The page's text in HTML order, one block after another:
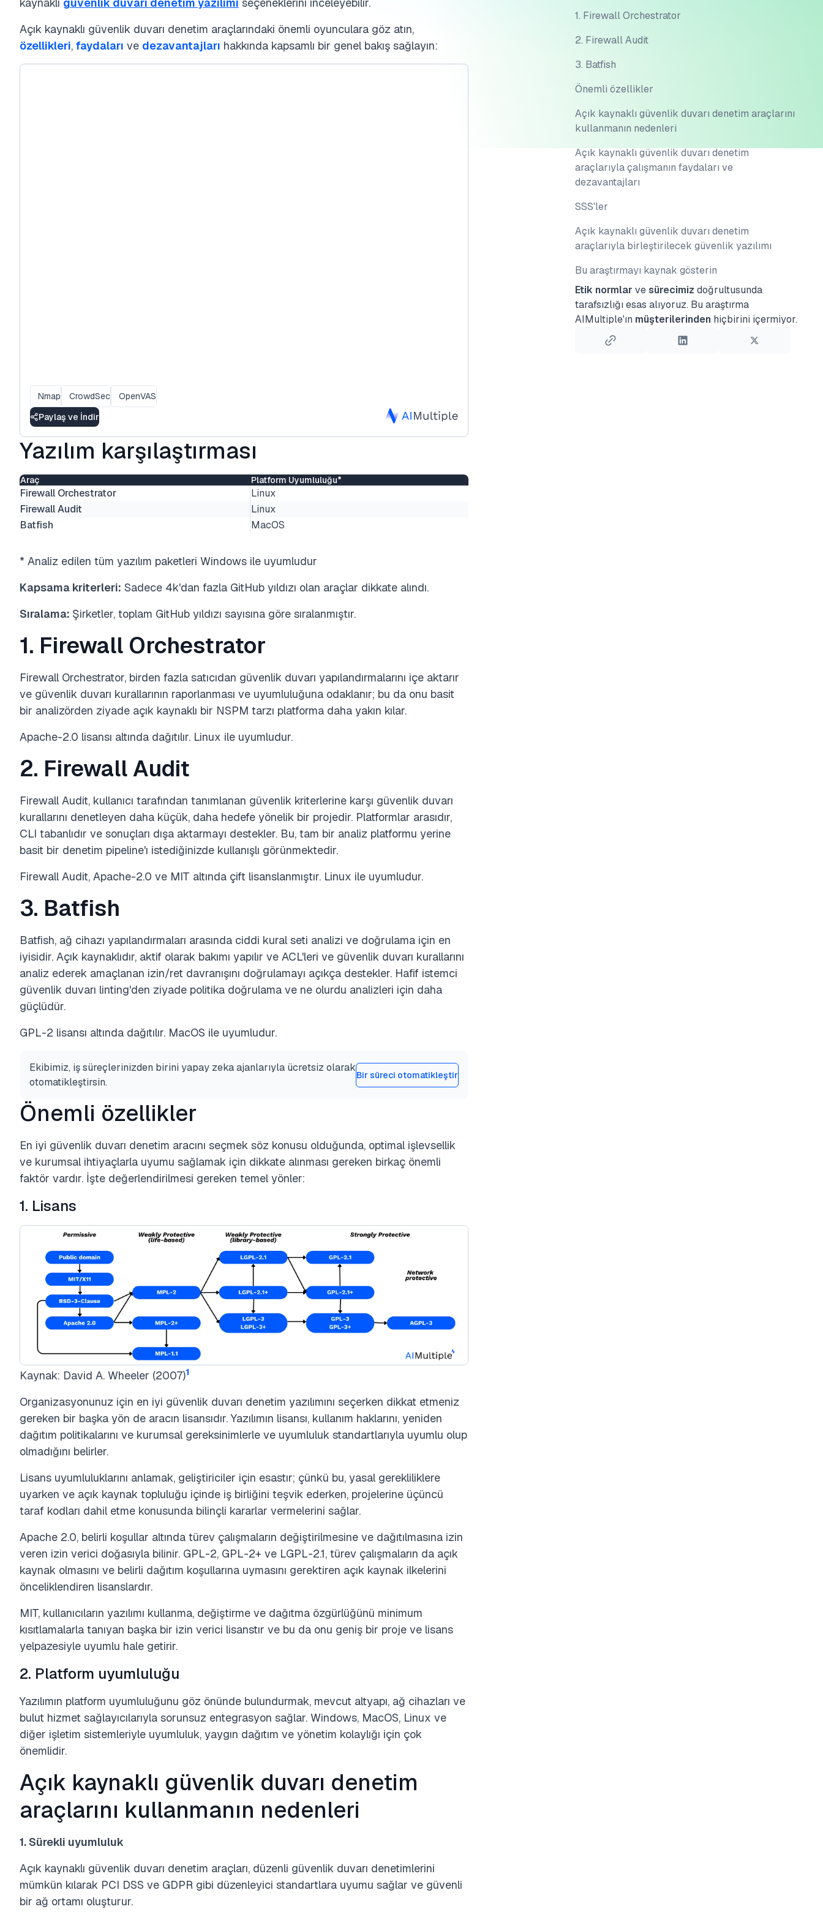
Açık kaynaklı güvenlik duvarı denetim araçlarındaki önemli oyunculara göz atın,
özellikleri, faydaları ve dezavantajları hakkında kapsamlı bir genel bakış sağlayın:
Nmap CrowdSec
OpenVAS
Paylaş ve İndir
Yazılım karşılaştırması
Araç Platform Uyumluluğu*
Firewall Orchestrator
Linux
Firewall Audit
Linux
Batfish
MacOS
* Analiz edilen tüm yazılım paketleri Windows ile uyumludur
Kapsama kriterleri: Sadece 4k'dan fazla GitHub yıldızı olan araçlar dikkate alındı.
Sıralama: Şirketler, toplam GitHub yıldızı sayısına göre sıralanmıştır.
1. Firewall Orchestrator
Firewall Orchestrator, birden fazla satıcıdan güvenlik duvarı yapılandırmalarını içe aktarır
ve güvenlik duvarı kurallarının raporlanması ve uyumluluğuna odaklanır; bu da onu basit
bir analizörden ziyade açık kaynaklı bir NSPM tarzı platforma daha yakın kılar.
Apache-2.0 lisansı altında dağıtılır. Linux ile uyumludur.
2. Firewall Audit
Firewall Audit, kullanıcı tarafından tanımlanan güvenlik kriterlerine karşı güvenlik duvarı
kurallarını denetleyen daha küçük, daha hedefe yönelik bir projedir. Platformlar arasıdır,
CLI tabanlıdır ve sonuçları dışa aktarmayı destekler. Bu, tam bir analiz platformu yerine
basit bir denetim pipeline'ı istediğinizde kullanışlı görünmektedir.
Firewall Audit, Apache-2.0 ve MIT altında çift lisanslanmıştır. Linux ile uyumludur.
3. Batfish
Batfish, ağ cihazı yapılandırmaları arasında ciddi kural seti analizi ve doğrulama için en
iyisidir. Açık kaynaklıdır, aktif olarak bakımı yapılır ve ACL'leri ve güvenlik duvarı kurallarını
analiz ederek amaçlanan izin/ret davranışını doğrulamayı açıkça destekler. Hafif istemci
güvenlik duvarı linting'den ziyade politika doğrulama ve ne olurdu analizleri için daha
güçlüdür.
GPL-2 lisansı altında dağıtılır. MacOS ile uyumludur.
Ekibimiz, iş süreçlerinizden birini yapay zeka ajanlarıyla ücretsiz olarak
otomatikleştirsin.
Bir süreci otomatikleştir
Önemli özellikler
En iyi güvenlik duvarı denetim aracını seçmek söz konusu olduğunda, optimal işlevsellik
ve kurumsal ihtiyaçlarla uyumu sağlamak için dikkate alınması gereken birkaç önemli
faktör vardır. İşte değerlendirilmesi gereken temel yönler:
1. Lisans
Kaynak: David A. Wheeler (2007)1
Organizasyonunuz için en iyi güvenlik duvarı denetim yazılımını seçerken dikkat etmeniz
gereken bir başka yön de aracın lisansıdır. Yazılımın lisansı, kullanım haklarını, yeniden
dağıtım politikalarını ve kurumsal gereksinimlerle ve uyumluluk standartlarıyla uyumlu olup
olmadığını belirler.
Lisans uyumluluklarını anlamak, geliştiriciler için esastır; çünkü bu, yasal gerekliliklere
uyarken ve açık kaynak topluluğu içinde iş birliğini teşvik ederken, projelerine üçüncü
taraf kodları dahil etme konusunda bilinçli kararlar vermelerini sağlar.
Apache 2.0, belirli koşullar altında türev çalışmaların değiştirilmesine ve dağıtılmasına izin
veren izin verici doğasıyla bilinir. GPL-2, GPL-2+ ve LGPL-2.1, türev çalışmaların da açık
kaynak olmasını ve belirli dağıtım koşullarına uymasını gerektiren açık kaynak ilkelerini
önceliklendiren lisanslardır.
MIT, kullanıcıların yazılımı kullanma, değiştirme ve dağıtma özgürlüğünü minimum
kısıtlamalarla tanıyan başka bir izin verici lisanstır ve bu da onu geniş bir proje ve lisans
yelpazesiyle uyumlu hale getirir.
2. Platform uyumluluğu
Yazılımın platform uyumluluğunu göz önünde bulundurmak, mevcut altyapı, ağ cihazları ve
bulut hizmet sağlayıcılarıyla sorunsuz entegrasyon sağlar. Windows, MacOS, Linux ve
diğer işletim sistemleriyle uyumluluk, yaygın dağıtım ve yönetim kolaylığı için çok
önemlidir.
Açık kaynaklı güvenlik duvarı denetim
araçlarını kullanmanın nedenleri
1. Sürekli uyumluluk
Açık kaynaklı güvenlik duvarı denetim araçları, düzenli güvenlik duvarı denetimlerini
mümkün kılarak PCI DSS ve GDPR gibi düzenleyici standartlara uyumu sağlar ve güvenli
bir ağ ortamı oluşturur.
1. Firewall Orchestrator
2. Firewall Audit
3. Batfish
Önemli özellikler
Açık kaynaklı güvenlik duvarı denetim araçlarını
kullanmanın nedenleri
Açık kaynaklı güvenlik duvarı denetim
araçlarıyla çalışmanın faydaları ve
dezavantajları
SSS'ler
Açık kaynaklı güvenlik duvarı denetim
araçlarıyla birleştirilecek güvenlik yazılımı
Bu araştırmayı kaynak gösterin
Etik normlar vesürecimiz doğrultusunda
tarafsızlığı esas alıyoruz. Bu araştırma
AIMultiple'ın müşterilerindenhiçbirini içermiyor.